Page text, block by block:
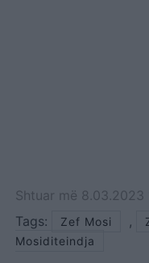
Shtuar më 8.03.2023
Tags:
Zef Mosi ,
Mosiditeindja